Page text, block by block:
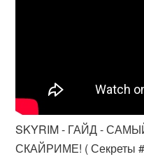
SKYRIM - ГАЙД -
СКАЙРИМЕ! ( Секреты